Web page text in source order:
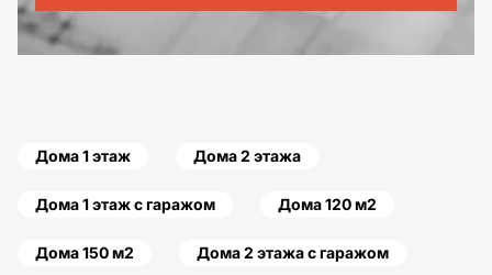
Дома 1 этаж Дома 2 этажа
Дома 1 этаж с гаражом Дома 120 м2
Дома 150 м2 Дома 2 этажа с гаражом